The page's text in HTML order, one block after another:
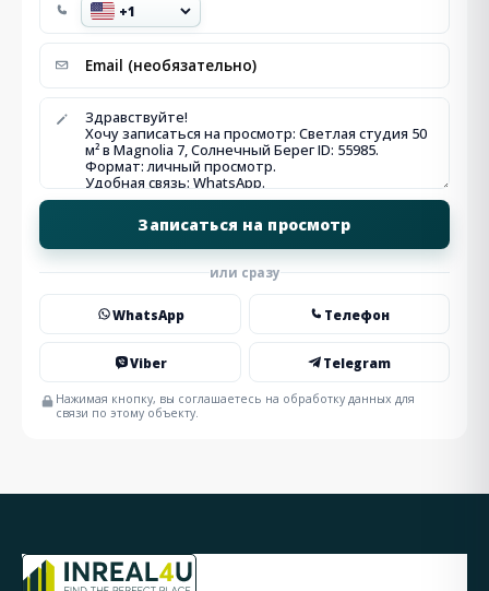
или сразу
WhatsApp Телефон
Viber Telegram
Нажимая кнопку, вы соглашаетесь на обработку данных для
связи по этому объекту.